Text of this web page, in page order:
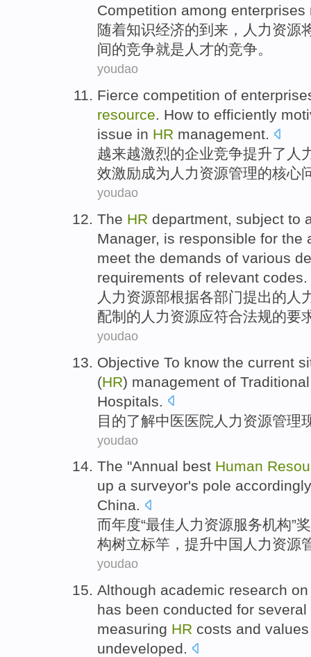
Competition among enterprises
随着知识经济的到来， 人力资源
间的竞争就是人才的竞争。
youdao
Fierce competition of
resource. How to efficiently
issue in HR management.
越来越激烈的企业竞争提升了 人
效激励成为 人力资源管理的核心
youdao
The HR department, subject to
Manager, is responsible for the
meet the demands of various
requirements of relevant codes.
人力资源部根据各部门提出的 人
配制的 人力资源应符合法规的要
youdao
Objective To know the current
(HR) management of
Hospitals
目的了解中医医院 人力资源管理
youdao
The "Annual best Human
up a surveyor's pole
China.
而年度“最佳 人力资源服务机构”
构树立标竿 ， 提升中国人力资源
youdao
Although academic research on
has been conducted for several
measuring HR costs and values
undeveloped.